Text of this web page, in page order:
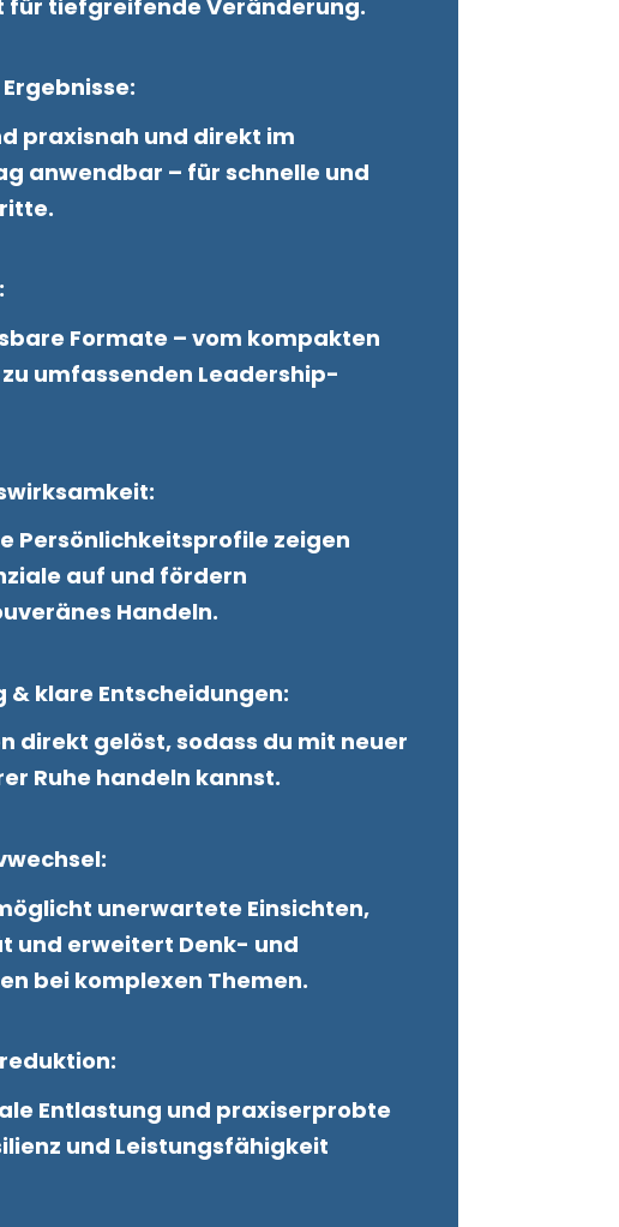
für tiefgreifende Veränderung.
praxisnah und direkt im
anwendbar – für schnelle und
Formate – vom kompakten
umfassenden Leadership-
Persönlichkeitsprofile zeigen
auf und fördern
Handeln.
& klare Entscheidungen:
direkt gelöst, sodass du mit neuer
Ruhe handeln kannst.
unerwartete Einsichten,
und erweitert Denk- und
bei komplexen Themen.
Entlastung und praxiserprobte
und Leistungsfähigkeit